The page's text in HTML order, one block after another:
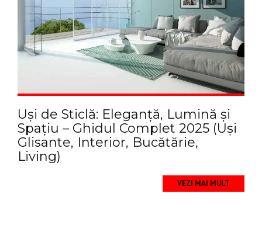
Uși de Sticlă: Eleganță, Lumină și
Spațiu – Ghidul Complet 2025 (Uși
Glisante, Interior, Bucătărie,
Living)
VEZI MAI MULT